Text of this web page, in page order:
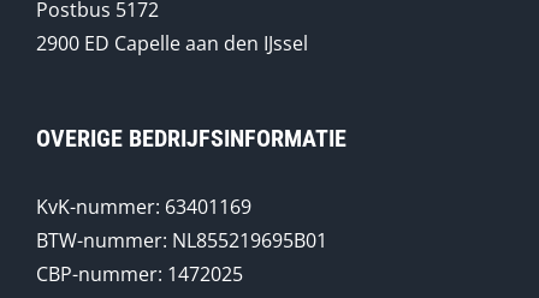
Postbus 5172
2900 ED Capelle aan den IJssel
OVERIGE BEDRIJFSINFORMATIE
KvK-nummer: 63401169
BTW-nummer: NL855219695B01
CBP-nummer: 1472025